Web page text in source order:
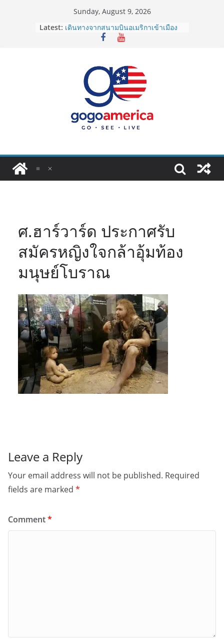
Sunday, August 9, 2026
Latest: เดินทางจากสนามบินอเมริกาเข้าเมือง
2026: LAX, JFK, SFO ไปยังไงดี?
ประเทศต้องรู้
ซิมการ์ดอเมริกา 2026: ใช้ยี่ห้อไหนดี
ที่สุด? เปรียบเทียบครบจบในบทความ
โอนเงินจากอเมริกากลับไทย ใช้วิธีไหน
ประหยัดและคุ้มที่สุดในปี 2026?
VPN สำหรับใช้ในอเมริกา 2026: ตัว
ศ.ฮาร์วาร์ด ประกาศรับ
สมัครหญิงใจกล้าอุ้มท้อง
มนุษย์โบราณ
Leave a Reply
Your email address will not be published. Required
fields are marked *
Comment*